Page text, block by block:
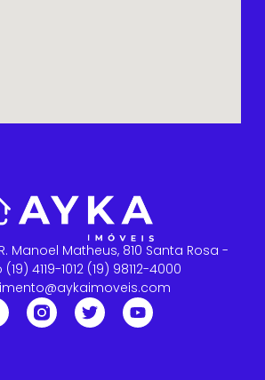
Manoel Matheus, 810 Santa Rosa -
4119-1012 (19) 98112-4000